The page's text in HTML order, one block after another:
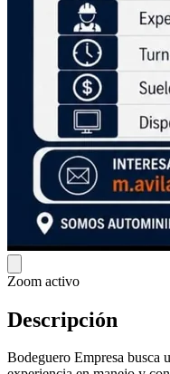
Zoom activo
Descripción
Bodeguero Empresa busca